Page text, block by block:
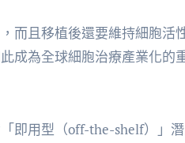
而且移植後還要維持細胞活
成為全球細胞治療產業化的
即用型（off-the-shelf）」